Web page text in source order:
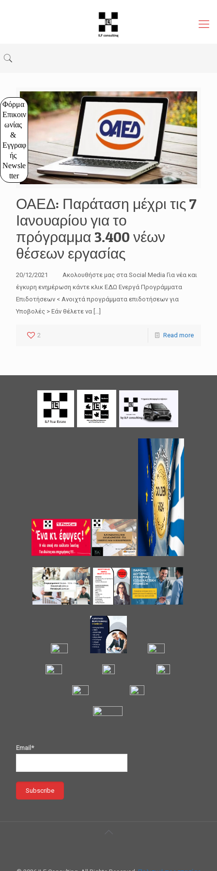
Φόρμα
Επικοιν
ωνίας
&
Εγγραφ
ής
Newsle
tter
ΟΑΕΔ: Παράταση μέχρι τις 7
Ιανουαρίου για το
πρόγραμμα 3.400 νέων
θέσεων εργασίας
20/12/2021 Ακολουθήστε μας στα Social Media Για νέα και
έγκυρη ενημέρωση κάντε κλικ ΕΔΩ Ενεργά Προγράμματα
Επιδοτήσεων < Ανοιχτά προγράμματα επιδοτήσεων για
Υποβολές > Εάν θέλετε να […]
2 Read more
Email*